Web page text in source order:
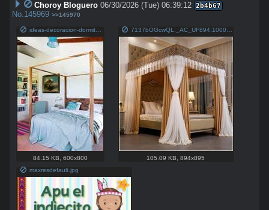
Choroy Bloguero 06/30/2026 (Tue) 06:39:12 2b4b67
No.145969 >>145970
84.15 KB ,600x800 105.09 KB ,894x895
maxresdefault.jpg